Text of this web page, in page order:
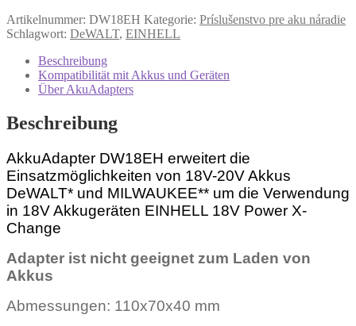
Artikelnummer: DW18EH Kategorie: Príslušenstvo pre aku náradie
Schlagwort: DeWALT, EINHELL
Beschreibung
Kompatibilität mit Akkus und Geräten
Über AkuAdapters
Beschreibung
AkkuAdapter DW18EH erweitert die
Einsatzmöglichkeiten von 18V-20V Akkus
DeWALT* und MILWAUKEE** um die Verwendung
in 18V Akkugeräten EINHELL 18V Power X-
Change
Adapter ist nicht geeignet zum Laden von
Akkus
Abmessungen: 110x70x40 mm